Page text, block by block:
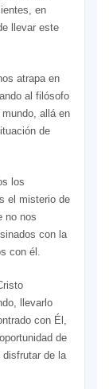
en
llevar este
atrapa en
al filósofo
allá en
de
los
el misterio de
no nos
con la
con él.
llevarlo
con Él,
de
de la